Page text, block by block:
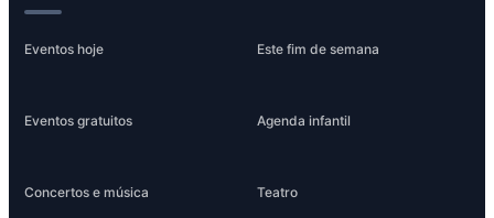
Eventos hoje Este fim de semana
Eventos gratuitos Agenda infantil
Concertos e música Teatro